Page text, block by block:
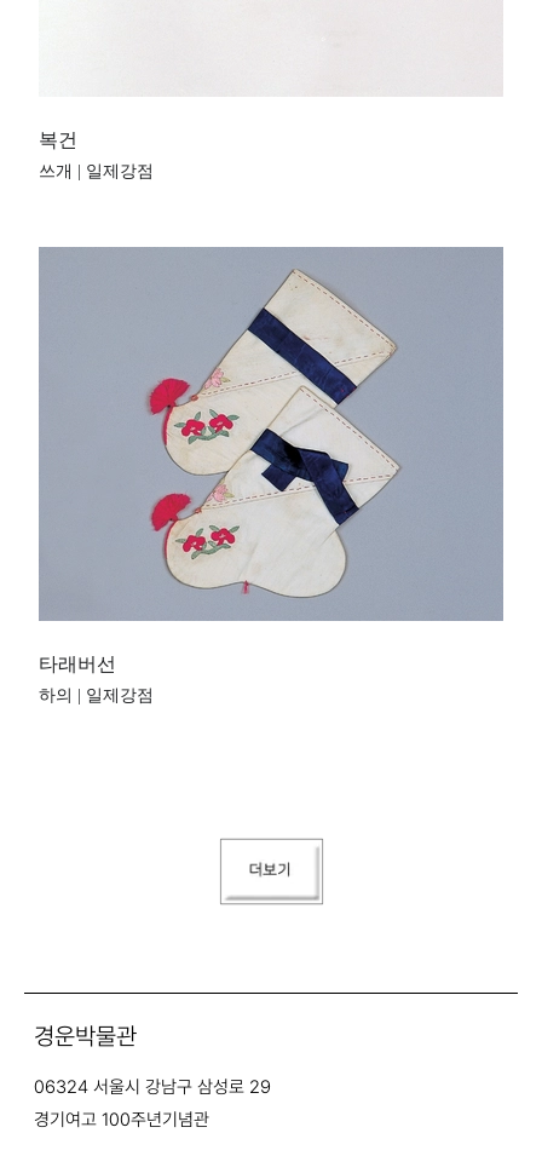
복건
쓰개 | 일제강점
타래버선
하의 | 일제강점
경운박물관
06324 서울시 강남구 삼성로 29
경기여고 100주년기념관